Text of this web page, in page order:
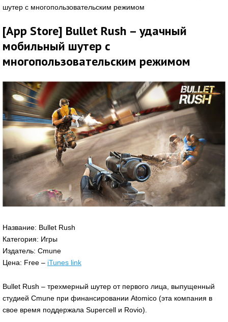
шутер с многопользовательским режимом
[App Store] Bullet Rush – удачный
мобильный шутер с
многопользовательским режимом
Название: Bullet Rush
Категория: Игры
Издатель: Cmune
Цена: Free – iTunes link
Bullet Rush – трехмерный шутер от первого лица, выпущенный
студией Cmune при финансировании Atomico (эта компания в
свое время поддержала Supercell и Rovio).